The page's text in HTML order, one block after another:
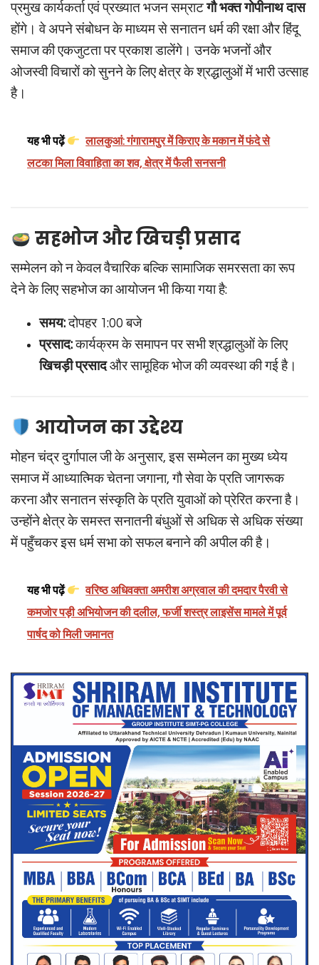
प्रमुख कार्यकर्ता एवं प्रख्यात भजन सम्राटगौ भक्त गोपीनाथ दास
होंगे। वे अपने संबोधन के माध्यम से सनातन धर्म की रक्षा और हिंदू
समाज की एकजुटता पर प्रकाश डालेंगे। उनके भजनों और
ओजस्वी विचारों को सुनने के लिए क्षेत्र के श्रद्धालुओं में भारी उत्साह
है।
यह भी पढ़ें
लालकुआं: गंगारामपुर में किराए के मकान में फंदे से
लटका मिला विवाहिता का शव, क्षेत्र में फैली सनसनी
सहभोज और खिचड़ी प्रसाद
सम्मेलन को न केवल वैचारिक बल्कि सामाजिक समरसता का रूप
देने के लिए सहभोज का आयोजन भी किया गया है:
समय:दोपहर 1:00 बजे
प्रसाद:कार्यक्रम के समापन पर सभी श्रद्धालुओं के लिए
खिचड़ी प्रसादऔर सामूहिक भोज की व्यवस्था की गई है।
आयोजन का उद्देश्य
मोहन चंद्र दुर्गापाल जी के अनुसार, इस सम्मेलन का मुख्य ध्येय
समाज में आध्यात्मिक चेतना जगाना, गौ सेवा के प्रति जागरूक
करना और सनातन संस्कृति के प्रति युवाओं को प्रेरित करना है।
उन्होंने क्षेत्र के समस्त सनातनी बंधुओं से अधिक से अधिक संख्या
में पहुँचकर इस धर्म सभा को सफल बनाने की अपील की है।
यह भी पढ़ें
वरिष्ठ अधिवक्ता अमरीश अग्रवाल की दमदार पैरवी से
कमजोर पड़ी अभियोजन की दलील, फर्जी शस्त्र लाइसेंस मामले में पूर्व
पार्षद को मिली जमानत